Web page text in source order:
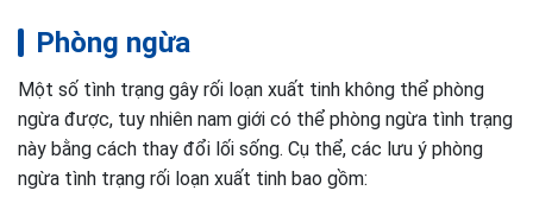
Phòng ngừa
Một số tình trạng gây rối loạn xuất tinh không thể phòng
ngừa được, tuy nhiên nam giới có thể phòng ngừa tình trạng
này bằng cách thay đổi lối sống. Cụ thể, các lưu ý phòng
ngừa tình trạng rối loạn xuất tinh bao gồm: